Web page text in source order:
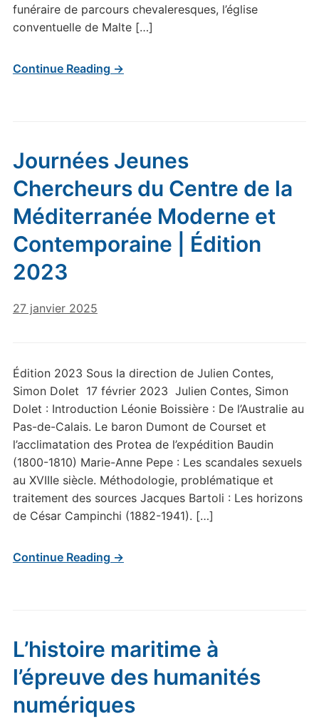
funéraire de parcours chevaleresques, l’église
conventuelle de Malte […]
Continue Reading →
Journées Jeunes
Chercheurs du Centre de la
Méditerranée Moderne et
Contemporaine | Édition
2023
27 janvier 2025
Édition 2023 Sous la direction de Julien Contes,
Simon Dolet 17 février 2023 Julien Contes, Simon
Dolet : Introduction Léonie Boissière : De l’Australie au
Pas-de-Calais. Le baron Dumont de Courset et
l’acclimatation des Protea de l’expédition Baudin
(1800-1810) Marie-Anne Pepe : Les scandales sexuels
au XVIIIe siècle. Méthodologie, problématique et
traitement des sources Jacques Bartoli : Les horizons
de César Campinchi (1882-1941). […]
Continue Reading →
L’histoire maritime à
l’épreuve des humanités
numériques